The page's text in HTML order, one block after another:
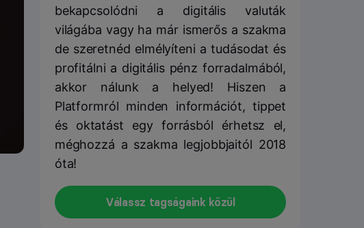
bekapcsolódni a digitális valuták
világába vagy ha már ismerős a szakma
de szeretnéd elmélyíteni a tudásodat és
profitálni a digitális pénz forradalmából,
akkor nálunk a helyed! Hiszen a
Platformról minden információt, tippet
és oktatást egy forrásból érhetsz el,
méghozzá a szakma legjobbjaitól 2018
óta!
Válassz tagságaink közül